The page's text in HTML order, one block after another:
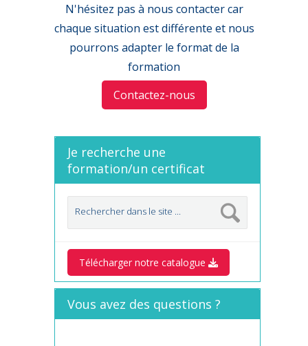
N'hésitez pas à nous contacter car
chaque situation est différente et nous
pourrons adapter le format de la
formation
Contactez-nous
Je recherche une
formation/un certificat
Télécharger notre catalogue
Vous avez des questions ?